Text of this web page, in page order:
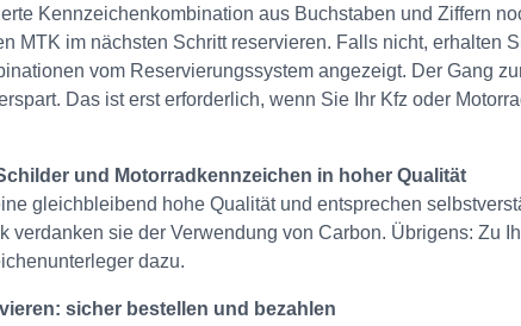
Kennzeichenkombination aus Buchstaben und Ziffern
MTK im nächsten Schritt reservieren. Falls nicht, erhalten
vom Reservierungssystem angezeigt. Der Gang
Das ist erst erforderlich, wenn Sie Ihr Kfz oder
und Motorradkennzeichen in hoher Qualität
gleichbleibend hohe Qualität und entsprechen
verdanken sie der Verwendung von Carbon. Übrigens: Zu
dazu.
sicher bestellen und bezahlen